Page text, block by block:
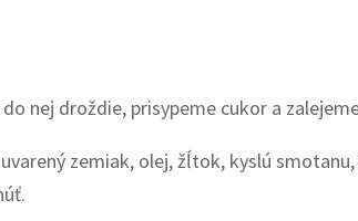
nej droždie, prisypeme cukor a
zemiak, olej, žĺtok, kyslú